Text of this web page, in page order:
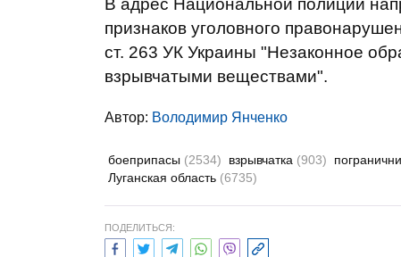
В адрес Национальной полиции
признаков уголовного
ст. 263 УК Украины "Незаконное
взрывчатыми веществами".
Автор: Володимир Янченко
боеприпасы (2534) взрывчатка (903)
Луганская область (6735)
ПОДЕЛИТЬСЯ: